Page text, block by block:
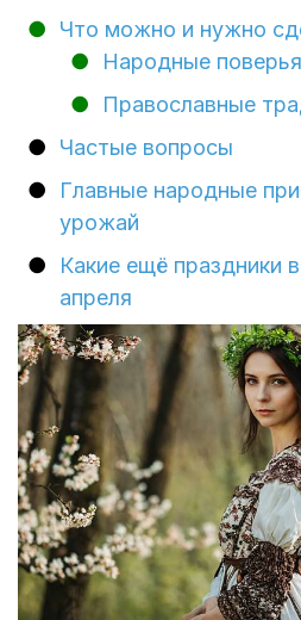
Что можно и нужно
Народные
Православные
Частые вопросы
Главные народные
урожай
Какие ещё праздники
апреля